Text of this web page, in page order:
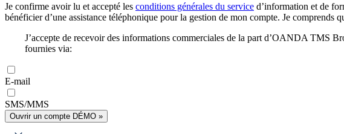
Je confirme avoir lu et accepté les conditions générales du service d’information et de
bénéficier d’une assistance téléphonique pour la gestion de mon compte. Je comprends
J’accepte de recevoir des informations commerciales de la part d’OANDA TMS
fournies via:
E-mail
SMS/MMS
Ouvrir un compte DÉMO »